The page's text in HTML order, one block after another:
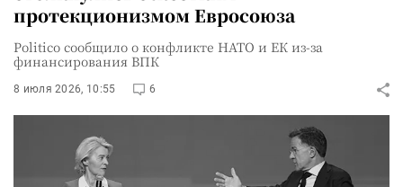
протекционизмом Евросоюза
Politico сообщило о конфликте НАТО и ЕК из-за
финансирования ВПК
8 июля 2026, 10:55 6